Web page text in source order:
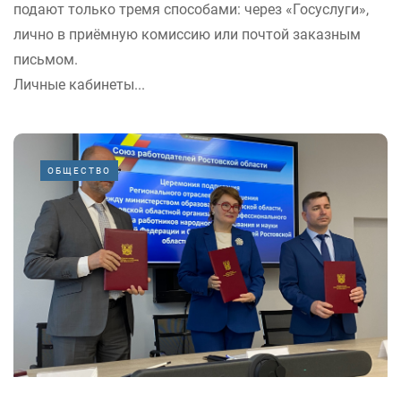
подают только тремя способами: через «Госуслуги»,
лично в приёмную комиссию или почтой заказным
письмом.
Личные кабинеты...
ОБЩЕСТВО